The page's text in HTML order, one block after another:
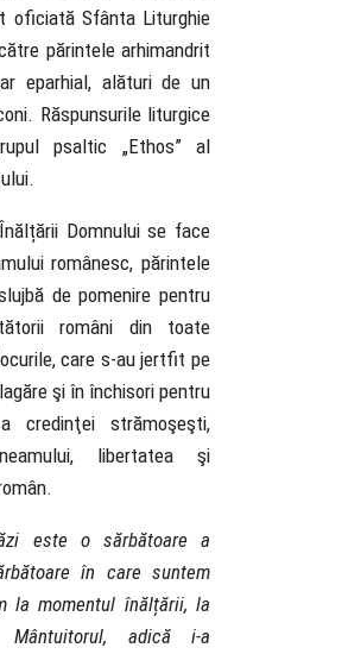
oficiată Sfânta Liturghie
părintele arhimandrit
eparhial, alături de un
Răspunsurile liturgice
psaltic „Ethos” al
Domnului se face
românesc, părintele
de pomenire pentru
români din toate
care s-au jertfit pe
şi în închisori pentru
credinţei strămoşeşti,
libertatea şi
este o sărbătoare a
în care suntem
la momentul înălțării, la
adică i-a